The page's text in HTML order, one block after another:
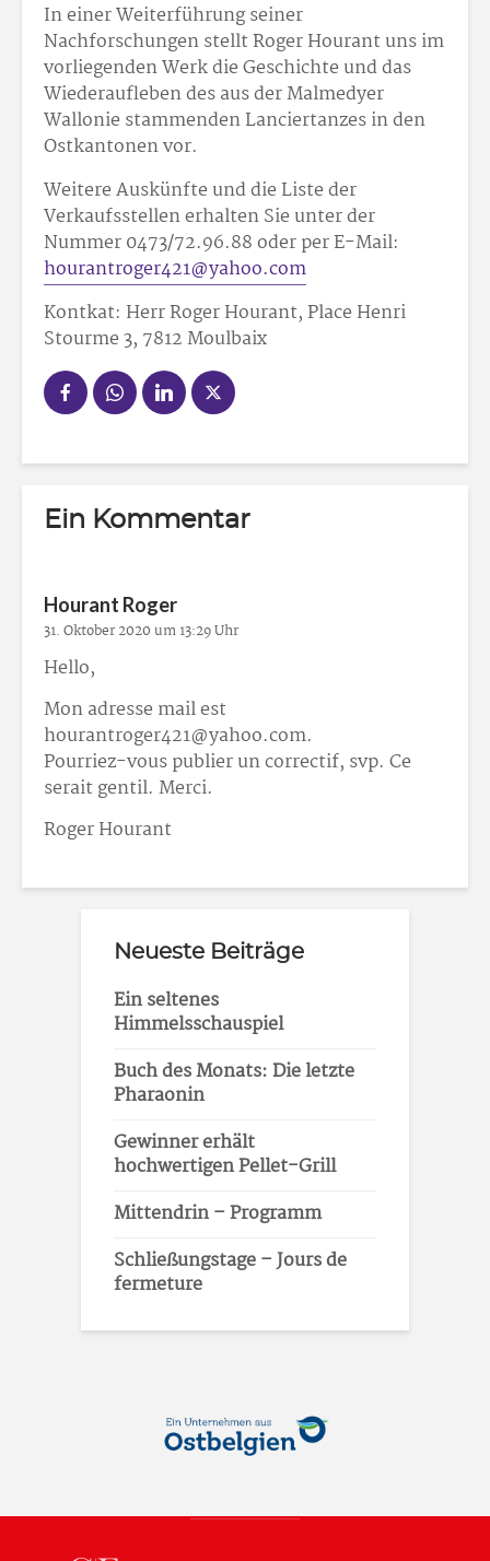
In einer Weiterführung seiner
Nachforschungen stellt Roger Hourant uns im
vorliegenden Werk die Geschichte und das
Wiederaufleben des aus der Malmedyer
Wallonie stammenden Lanciertanzes in den
Ostkantonen vor.
Weitere Auskünfte und die Liste der
Verkaufsstellen erhalten Sie unter der
Nummer 0473/72.96.88 oder per E-Mail:
hourantroger421@yahoo.com
Kontkat: Herr Roger Hourant, Place Henri
Stourme 3, 7812 Moulbaix
Ein Kommentar
Hourant Roger
31. Oktober 2020 um 13:29 Uhr
Hello,
Mon adresse mail est
hourantroger421@yahoo.com.
Pourriez-vous publier un correctif, svp. Ce
serait gentil. Merci.
Roger Hourant
Neueste Beiträge
Ein seltenes
Himmelsschauspiel
Buch des Monats: Die letzte
Pharaonin
Gewinner erhält
hochwertigen Pellet-Grill
Mittendrin – Programm
Schließungstage – Jours de
fermeture